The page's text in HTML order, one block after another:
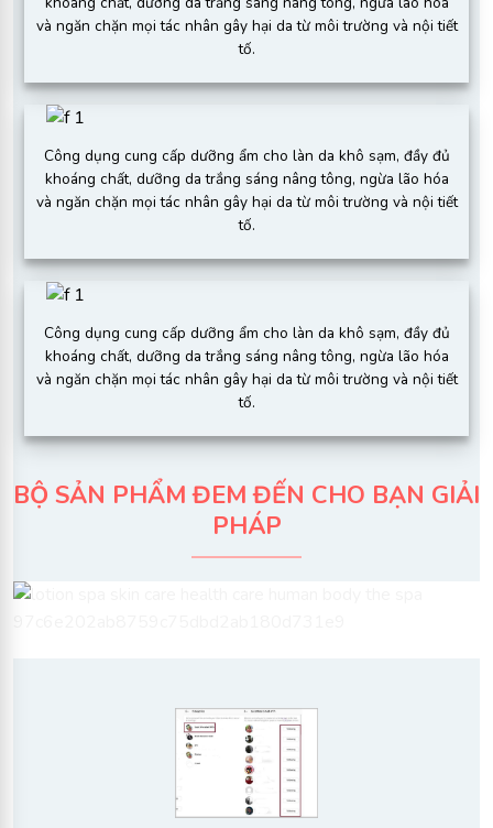
và ngăn chặn mọi tác nhân gây hại da từ môi trường và nội tiết
tố.
Công dụng cung cấp dưỡng ẩm cho làn da khô sạm, đầy đủ
khoáng chất, dưỡng da trắng sáng nâng tông, ngừa lão hóa
và ngăn chặn mọi tác nhân gây hại da từ môi trường và nội tiết
tố.
Công dụng cung cấp dưỡng ẩm cho làn da khô sạm, đầy đủ
khoáng chất, dưỡng da trắng sáng nâng tông, ngừa lão hóa
và ngăn chặn mọi tác nhân gây hại da từ môi trường và nội tiết
tố.
BỘ SẢN PHẨMĐEM ĐẾN CHO BẠN GIẢI
PHÁP